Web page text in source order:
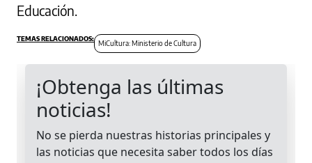
Educación.
MiCultura: Ministerio de Cultura